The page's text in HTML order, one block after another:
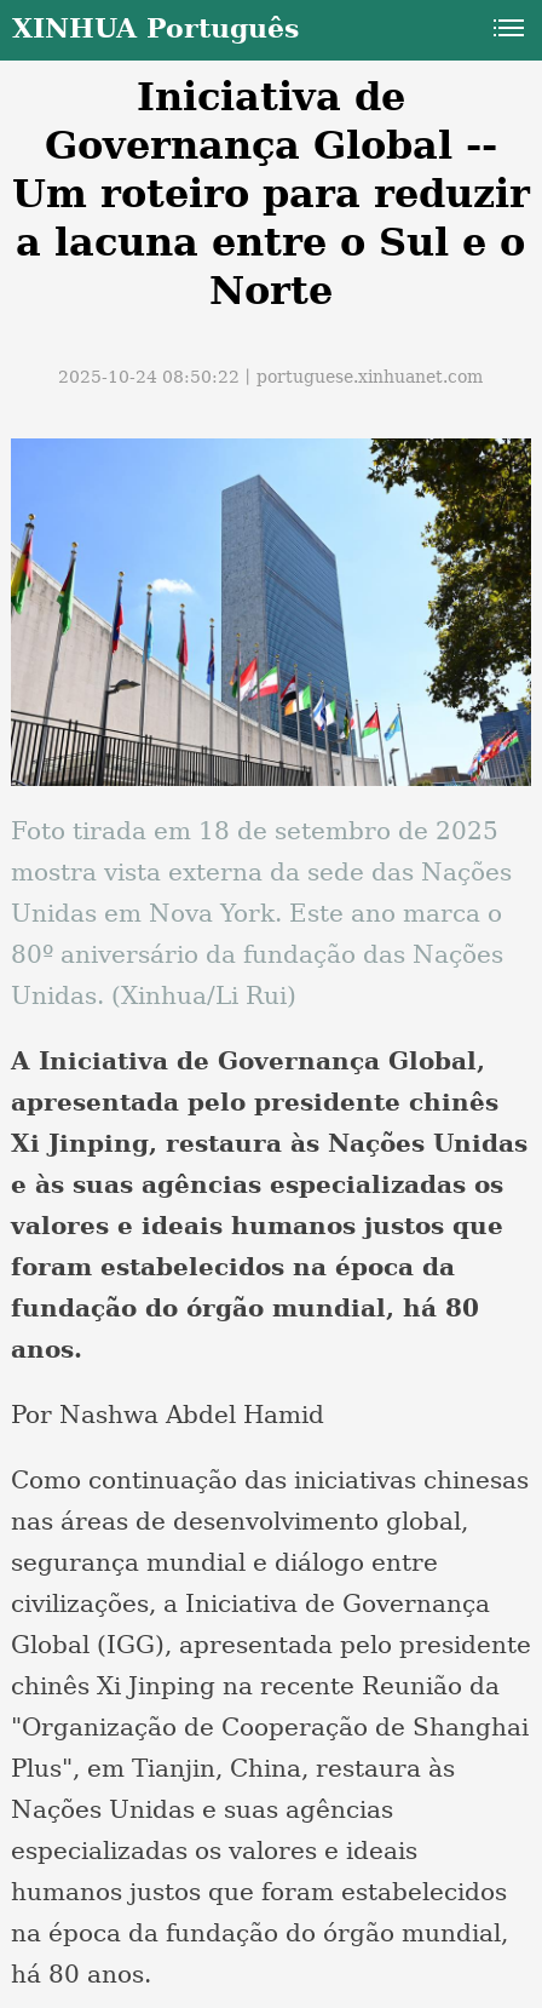
XINHUA Português
Iniciativa de
Governança Global --
Um roteiro para reduzir
a lacuna entre o Sul e o
Norte
2025-10-24 08:50:22丨portuguese.xinhuanet.com
Foto tirada em 18 de setembro de 2025
mostra vista externa da sede das Nações
Unidas em Nova York. Este ano marca o
80º aniversário da fundação das Nações
Unidas. (Xinhua/Li Rui)
A Iniciativa de Governança Global,
apresentada pelo presidente chinês
Xi Jinping, restaura às Nações Unidas
e às suas agências especializadas os
valores e ideais humanos justos que
foram estabelecidos na época da
fundação do órgão mundial, há 80
anos.
Por Nashwa Abdel Hamid
Como continuação das iniciativas chinesas
nas áreas de desenvolvimento global,
segurança mundial e diálogo entre
civilizações, a Iniciativa de Governança
Global (IGG), apresentada pelo presidente
chinês Xi Jinping na recente Reunião da
"Organização de Cooperação de Shanghai
Plus", em Tianjin, China, restaura às
Nações Unidas e suas agências
especializadas os valores e ideais
humanos justos que foram estabelecidos
na época da fundação do órgão mundial,
há 80 anos.